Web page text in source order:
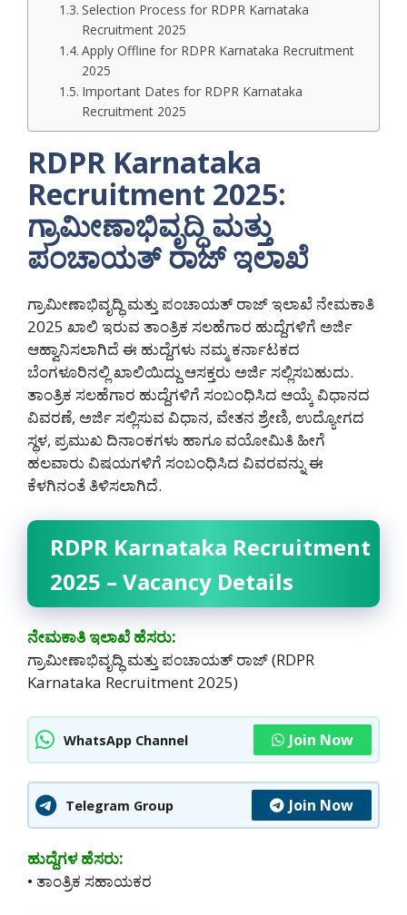
Selection Process for RDPR Karnataka
Recruitment 2025
Apply Offline for RDPR Karnataka Recruitment
2025
Important Dates for RDPR Karnataka
Recruitment 2025
RDPR Karnataka
Recruitment 2025:
ಗ್ರಾಮೀಣಾಭಿವೃದ್ಧಿ ಮತ್ತು
ಪಂಚಾಯತ್ ರಾಜ್ ಇಲಾಖೆ
ಗ್ರಾಮೀಣಾಭಿವೃದ್ಧಿ ಮತ್ತು ಪಂಚಾಯತ್ ರಾಜ್ ಇಲಾಖೆ ನೇಮಕಾತಿ
2025 ಖಾಲಿ ಇರುವ ತಾಂತ್ರಿಕ ಸಲಹೆಗಾರ ಹುದ್ದೆಗಳಿಗೆ ಅರ್ಜಿ
ಆಹ್ವಾನಿಸಲಾಗಿದೆ ಈ ಹುದ್ದೆಗಳು ನಮ್ಮ ಕರ್ನಾಟಕದ
ಬೆಂಗಳೂರಿನಲ್ಲಿ ಖಾಲಿಯಿದ್ದು ಆಸಕ್ತರು ಅರ್ಜಿ ಸಲ್ಲಿಸಬಹುದು.
ತಾಂತ್ರಿಕ ಸಲಹೆಗಾರ ಹುದ್ದೆಗಳಿಗೆ ಸಂಬಂಧಿಸಿದ ಆಯ್ಕೆ ವಿಧಾನದ
ವಿವರಣೆ, ಅರ್ಜಿ ಸಲ್ಲಿಸುವ ವಿಧಾನ, ವೇತನ ಶ್ರೇಣಿ, ಉದ್ಯೋಗದ
ಸ್ಥಳ, ಪ್ರಮುಖ ದಿನಾಂಕಗಳು ಹಾಗೂ ವಯೋಮಿತಿ ಹೀಗೆ
ಹಲವಾರು ವಿಷಯಗಳಿಗೆ ಸಂಬಂಧಿಸಿದ ವಿವರವನ್ನು ಈ
ಕೆಳಗಿನಂತೆ ತಿಳಿಸಲಾಗಿದೆ‌.
RDPR Karnataka Recruitment
2025 – Vacancy Details
ನೇಮಕಾತಿ ಇಲಾಖೆ ಹೆಸರು:
ಗ್ರಾಮೀಣಾಭಿವೃದ್ಧಿ ಮತ್ತು ಪಂಚಾಯತ್ ರಾಜ್ (RDPR
Karnataka Recruitment 2025)
WhatsApp Channel Join Now
Telegram Group Join Now
ಹುದ್ದೆಗಳ ಹೆಸರು:
• ತಾಂತ್ರಿಕ ಸಹಾಯಕರ